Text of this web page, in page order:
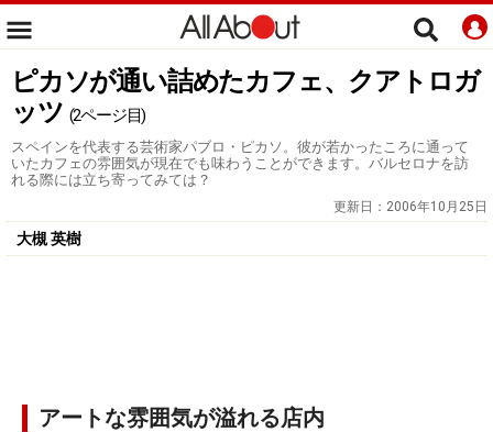
ピカソが通い詰めたカフェ、クアトロガ
ッツ (2ページ目)
スペインを代表する芸術家パブロ・ピカソ。彼が若かったころに通って
いたカフェの雰囲気が現在でも味わうことができます。バルセロナを訪
れる際には立ち寄ってみては？
更新日： 2006年10月25日
大槻 英樹
アートな雰囲気が溢れる店内